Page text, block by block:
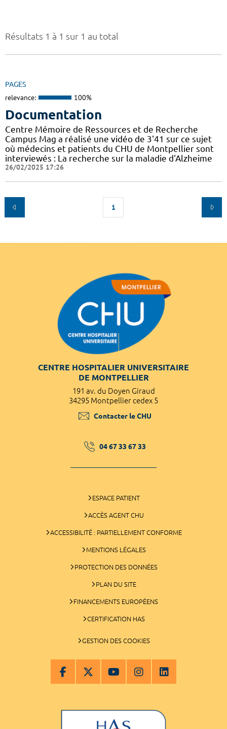
Résultats 1 à 1 sur 1 au total
PAGES
relevance: 100%
Documentation
Centre Mémoire de Ressources et de Recherche
Campus Mag a réalisé une vidéo de 3'41 sur ce sujet
où médecins et patients du CHU de Montpellier sont
interviewés : La recherche sur la maladie d'Alzheime
26/02/2025 17:26
1
CENTRE HOSPITALIER UNIVERSITAIRE
DE MONTPELLIER
191 av. du Doyen Giraud
34295 Montpellier cedex 5
Contacter le CHU
04 67 33 67 33
ESPACE PATIENT
ACCÈS AGENT CHU
ACCESSIBILITÉ : PARTIELLEMENT CONFORME
MENTIONS LÉGALES
PROTECTION DES DONNÉES
PLAN DU SITE
FINANCEMENTS EUROPÉENS
CERTIFICATION HAS
GESTION DES COOKIES